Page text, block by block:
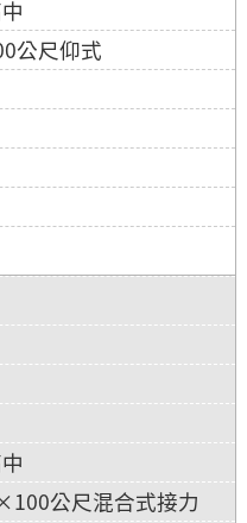
公尺仰式
公尺混合式接力